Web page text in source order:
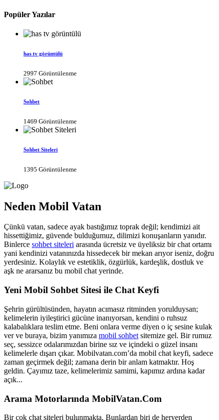
Popüler Yazılar
has tv görüntülü
2997 Görüntülenme
Sohbet
1469 Görüntülenme
Sohbet Siteleri
1395 Görüntülenme
Neden Mobil Vatan
Çünkü vatan, sadece ayak bastığımız toprak değil; kendimizi ait
hissettiğimiz, güvende bulduğumuz, dilimizi konuşanların yanıdır.
Binlerce sohbet siteleri arasında ücretsiz ve üyeliksiz bir chat ortamı
yani kendinizi vatanınızda hissedecek bir mekan arıyor iseniz, doğru
yerdesiniz. Kolaylık ve estetiklik, özgürlük, kardeşlik, dostluk ve
aşk ne ararsanız bu mobil chat yerinde.
Yeni Mobil Sohbet Sitesi ile Chat Keyfi
Şehrin gürültüsünden, hayatın acımasız ritminden yorulduysan;
kelimelerin iyileştirici gücüne inanıyorsan, kendini o ruhsuz
kalabalıklara teslim etme. Beni onlara verme diyen o iç sesine kulak
ver ve buraya, bizim yanımıza mobil sohbet sitemize gel. Bir rumuz
seç, sessizce odalarımızdan birine sız ve içindeki o güzel insanı
kelimelerle dışarı çıkar. Mobilvatan.com’da mobil chat keyfi, sadece
zaman geçirmek değil; zamana derin bir anlam katmaktır. Hoş
geldin. Çayımız taze, kelimelerimiz samimi, kapımız ardına kadar
açık...
Arama Motorlarında MobilVatan.Com
Bir çok chat siteleri bulunmakta. Bunlardan biri de heryerden